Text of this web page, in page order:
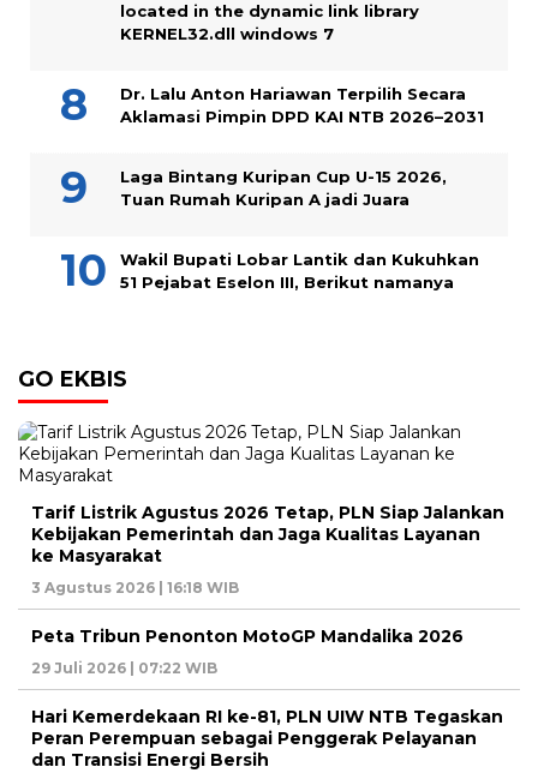
located in the dynamic link library
KERNEL32.dll windows 7
Dr. Lalu Anton Hariawan Terpilih Secara
Aklamasi Pimpin DPD KAI NTB 2026–2031
Laga Bintang Kuripan Cup U-15 2026,
Tuan Rumah Kuripan A jadi Juara
Wakil Bupati Lobar Lantik dan Kukuhkan
51 Pejabat Eselon III, Berikut namanya
GO EKBIS
Tarif Listrik Agustus 2026 Tetap, PLN Siap Jalankan
Kebijakan Pemerintah dan Jaga Kualitas Layanan
ke Masyarakat
3 Agustus 2026 | 16:18 WIB
Peta Tribun Penonton MotoGP Mandalika 2026
29 Juli 2026 | 07:22 WIB
Hari Kemerdekaan RI ke-81, PLN UIW NTB Tegaskan
Peran Perempuan sebagai Penggerak Pelayanan
dan Transisi Energi Bersih